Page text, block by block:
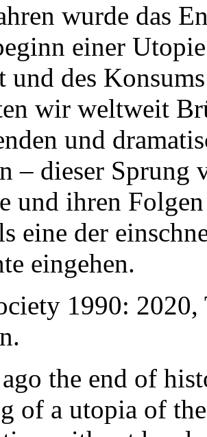
wurde das
einer
des
wir weltweit
und
– dieser Sprung
und ihren
eine der
eingehen.
1990: 2020,
the end of
of a utopia of